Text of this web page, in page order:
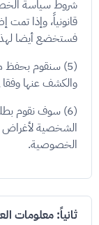
شروط سياسة
قانونياً، وإذا
فستخضع أيضا
(5) سنقوم
والكشف عنها وفقا
(6) سوف نقوم
الشخصية لأغراض
الخصوصية.
ثانياً: معلومات